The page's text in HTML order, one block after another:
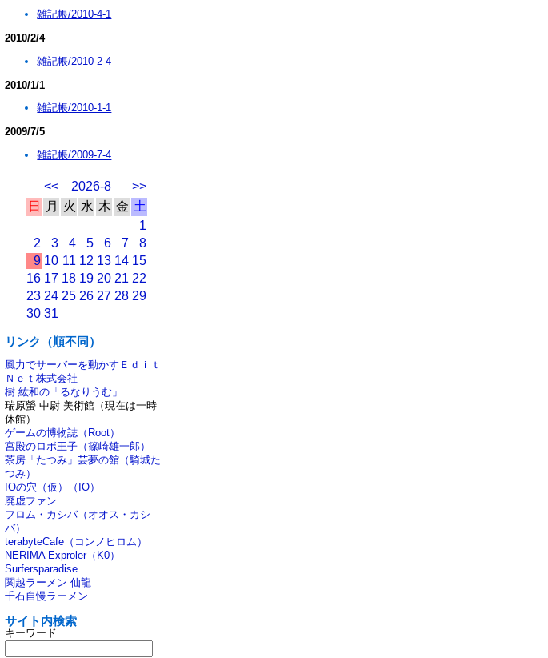
雑記帳/2010-4-1
2010/2/4
雑記帳/2010-2-4
2010/1/1
雑記帳/2010-1-1
2009/7/5
雑記帳/2009-7-4
<< 2026-8
>>
日
月 火 水 木 金 土
1
2
3 4 5 6 7
8
9 10 11 12 13 14 15
16 17 18 19 20 21 22
23 24 25 26 27 28 29
30 31
リンク（順不同）
風力でサーバーを動かすＥｄｉｔ
Ｎｅｔ株式会社
樹 紘和の「るなりうむ」
瑞原螢 中尉 美術館（現在は一時
休館）
ゲームの博物誌（Root）
宮殿のロボ王子（篠崎雄一郎）
茶房「たつみ」芸夢の館（騎城た
つみ）
IOの穴（仮）（IO）
廃虚ファン
フロム・カシバ（オオス・カシ
バ）
terabyteCafe（コンノヒロム）
NERIMA Exproler（K0）
Surfersparadise
関越ラーメン 仙龍
千石自慢ラーメン
サイト内検索
キーワード